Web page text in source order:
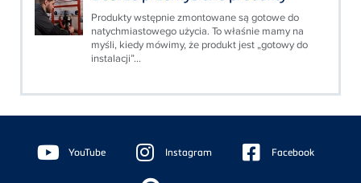
Produkty wstępnie zmontowane są gotowe do
natychmiastowego użycia. To właśnie mamy na
myśli, kiedy mówimy, że produkt jest „gotowy do
instalacji”...
Floating
Sidebar YouTube Instagram Facebook